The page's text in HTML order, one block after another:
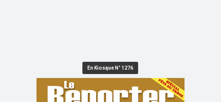
En Kiosque N° 1276